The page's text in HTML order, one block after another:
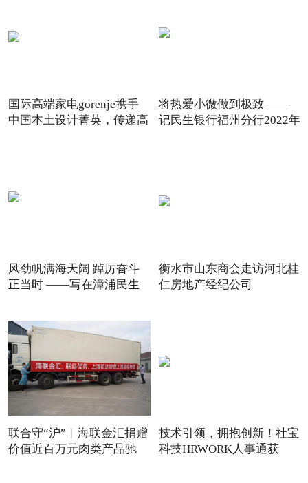
国际高端家电gorenje携手
中国本土设计菁英，传递高
将热爱小微做到极致 ——
记民生银行福州分行2022年
风劲帆满海天阔 踔厉奋斗
正当时 ——写在漳浦民生
衡水市山东商会走访河北桂
仁房地产经纪公司
联合守“沪”︱海联金汇捐赠
价值近百万元肉类产品驰
技术引领，拥抱创新！社宝
科技HRWORK人事通获